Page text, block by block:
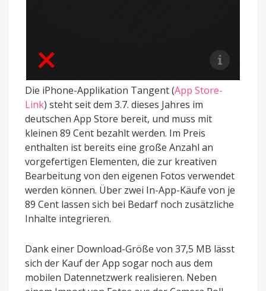
Die iPhone-Applikation Tangent (App Store-
Link) steht seit dem 3.7. dieses Jahres im
deutschen App Store bereit, und muss mit
kleinen 89 Cent bezahlt werden. Im Preis
enthalten ist bereits eine große Anzahl an
vorgefertigen Elementen, die zur kreativen
Bearbeitung von den eigenen Fotos verwendet
werden können. Über zwei In-App-Käufe von je
89 Cent lassen sich bei Bedarf noch zusätzliche
Inhalte integrieren.
Dank einer Download-Größe von 37,5 MB lässt
sich der Kauf der App sogar noch aus dem
mobilen Datennetzwerk realisieren. Neben